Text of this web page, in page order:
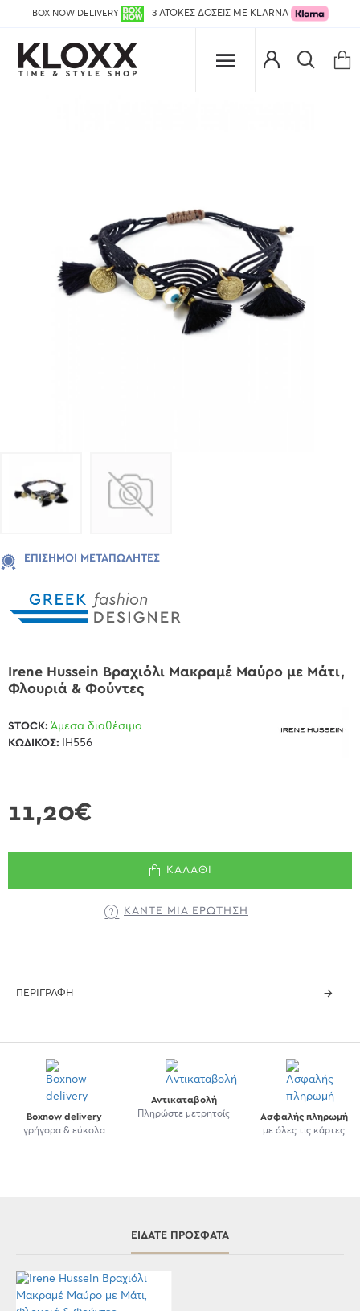
BOX NOW DELIVERY 3 ΑΤΟΚΕΣ ΔΟΣΕΙΣ ΜΕ KLARNA
ΕΠΊΣΗΜΟΙ ΜΕΤΑΠΩΛΗΤΈΣ
Irene Hussein Βραχιόλι Μακραμέ Μαύρο με Μάτι,
Φλουριά & Φούντες
11,20€
STOCK: Άμεσα διαθέσιμο
ΚΩΔΙΚΌΣ:
IH556
ΚΑΛΆΘΙ
ΚΆΝΤΕ ΜΊΑ ΕΡΏΤΗΣΗ
ΠΕΡΙΓΡΑΦΉ
Boxnow delivery
γρήγορα & εύκολα
Αντικαταβολή
Πληρώστε μετρητοίς
Ασφαλής πληρωμή
με όλες τις κάρτες
ΕΊΔΑΤΕ ΠΡΌΣΦΑΤΑ